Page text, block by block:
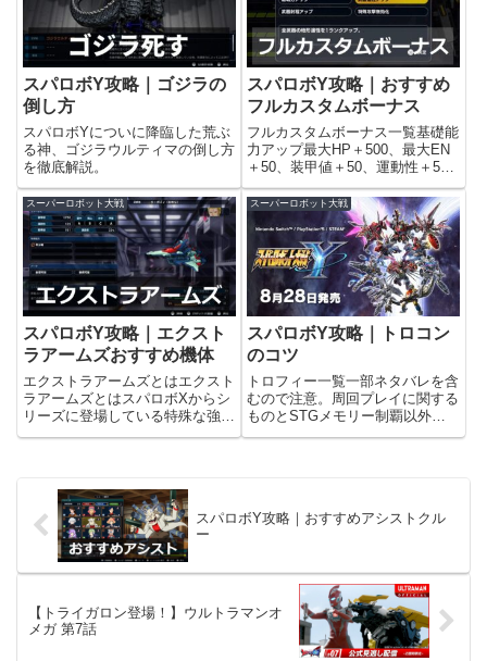
スパロボY攻略｜ゴジラの
倒し方
スパロボYについに降臨した荒ぶ
る神、ゴジラウルティマの倒し方
を徹底解説。
スパロボY攻略｜おすすめ
フルカスタムボーナス
フルカスタムボーナス一覧基礎能
力アップ最大HP＋500、最大EN
＋50、装甲値＋50、運動性＋5、
照準値＋5。機動力アップ移動力
＋1。継戦力アップ全武器のEN消
費10%軽減、弾数＋1。武器適性
アップ全武器の地形適性を1ラン
クアップ。武器射程...
スーパーロボット大戦
スパロボY攻略｜エクスト
ラアームズおすすめ機体
エクストラアームズとはエクスト
ラアームズとはスパロボXからシ
リーズに登場している特殊な強化
パーツで、簡単に言うと最強武器
の主役機の最強武器に比べると攻
撃力自体は見劣りするが、2軍
の...
スーパーロボット大戦
スパロボY攻略｜トロコン
のコツ
トロフィー一覧一部ネタバレを含
むので注意。周回プレイに関する
ものとSTGメモリー制覇以外
は、全て1周目の内に獲得可能。
部...
スパロボY攻略｜おすすめアシストクル
ー
【トライガロン登場！】ウルトラマンオ
メガ 第7話